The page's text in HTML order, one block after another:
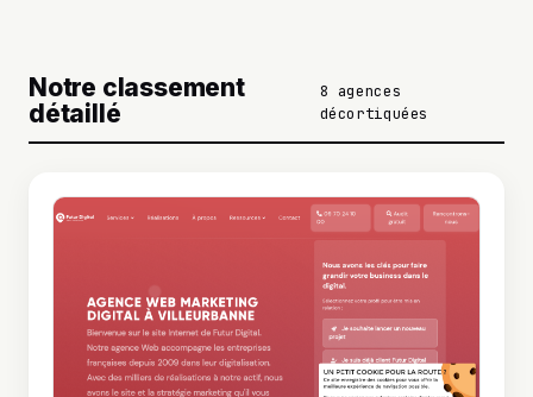
Notre classement
détaillé
8 agences
décortiquées